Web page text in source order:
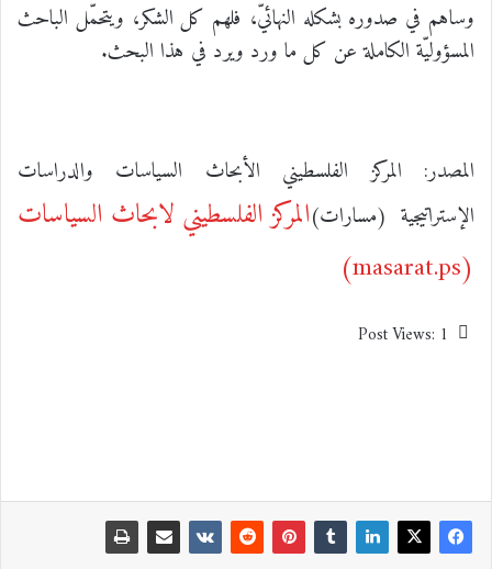
وساهم في صدوره بشكله النهائيّ، فلهم كل الشكر، ويتحمّل الباحث
المسؤوليّة الكاملة عن كل ما ورد ويرد في هذا البحث.
المصدر: المركز الفلسطيني الأبحاث السياسات والدراسات
الإستراتيجية (مسارات)المركز الفلسطيني لابحاث السياسات
(masarat.ps)
Post Views: 1